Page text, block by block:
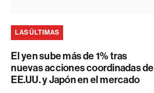
LAS ÚLTIMAS
El yen sube más de 1% tras
nuevas acciones coordinadas de
EE.UU. y Japón en el mercado